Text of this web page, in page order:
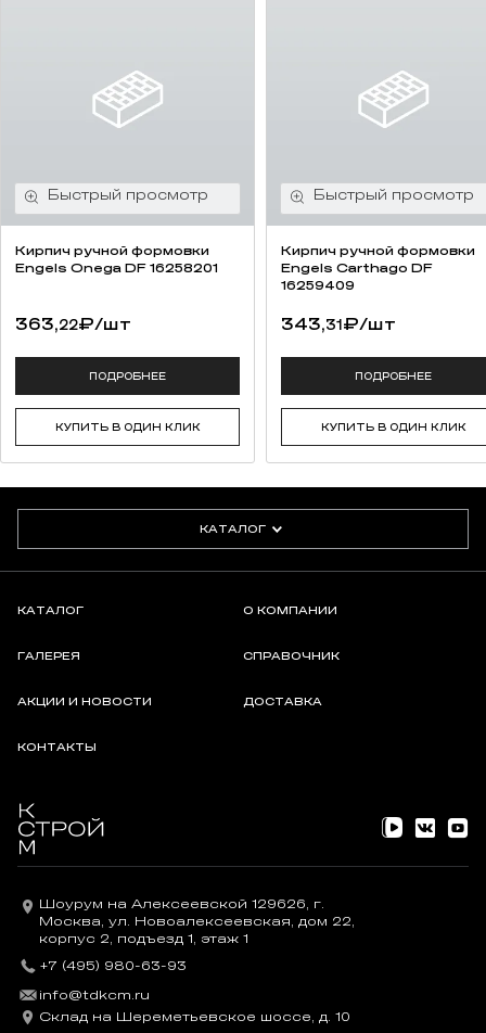
Кирпич ручной формовки
Engels Onega DF 16258201
363,22₽/шт
ПОДРОБНЕЕ
КУПИТЬ В ОДИН КЛИК
Кирпич ручной формовки
Engels Carthago DF
16259409
343,31₽/шт
ПОДРОБНЕЕ
КУПИТЬ В ОДИН КЛИК
КАТАЛОГ
КАТАЛОГ О КОМПАНИИ
ГАЛЕРЕЯ СПРАВОЧНИК
АКЦИИ И НОВОСТИ ДОСТАВКА
КОНТАКТЫ
Шоурум на Алексеевской 129626, г.
Москва, ул. Новоалексеевская, дом 22,
корпус 2, подъезд 1, этаж 1
+7 (495) 980-63-93
info@tdkcm.ru
Склад на Шереметьевское шоссе, д. 10